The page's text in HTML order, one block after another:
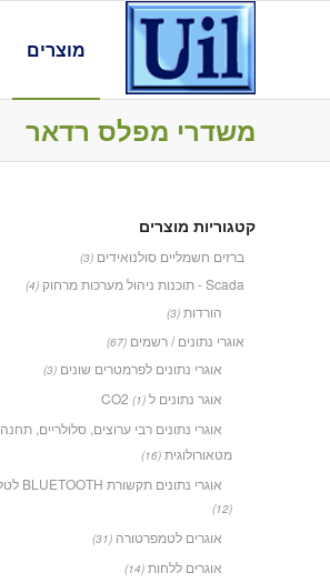
מוצרים
משדרי מפלס רדאר
קטגוריות מוצרים
ברזים חשמליים סולנואידים (3)
Scada - תוכנות ניהול מערכות מרחוק (4)
הורדות (3)
אוגרי נתונים / רשמים (67)
אוגרי נתונים לפרמטרים שונים (3)
אוגר נתונים ל CO2 (1)
אוגרי נתונים רבי ערוצים, סלולריים, תחנה
מטאורולוגית (16)
אוגרי נתונים תקשורת BLUETOOTH לטלפון חכם
(12)
אוגרים לטמפרטורה (31)
אוגרים ללחות (14)